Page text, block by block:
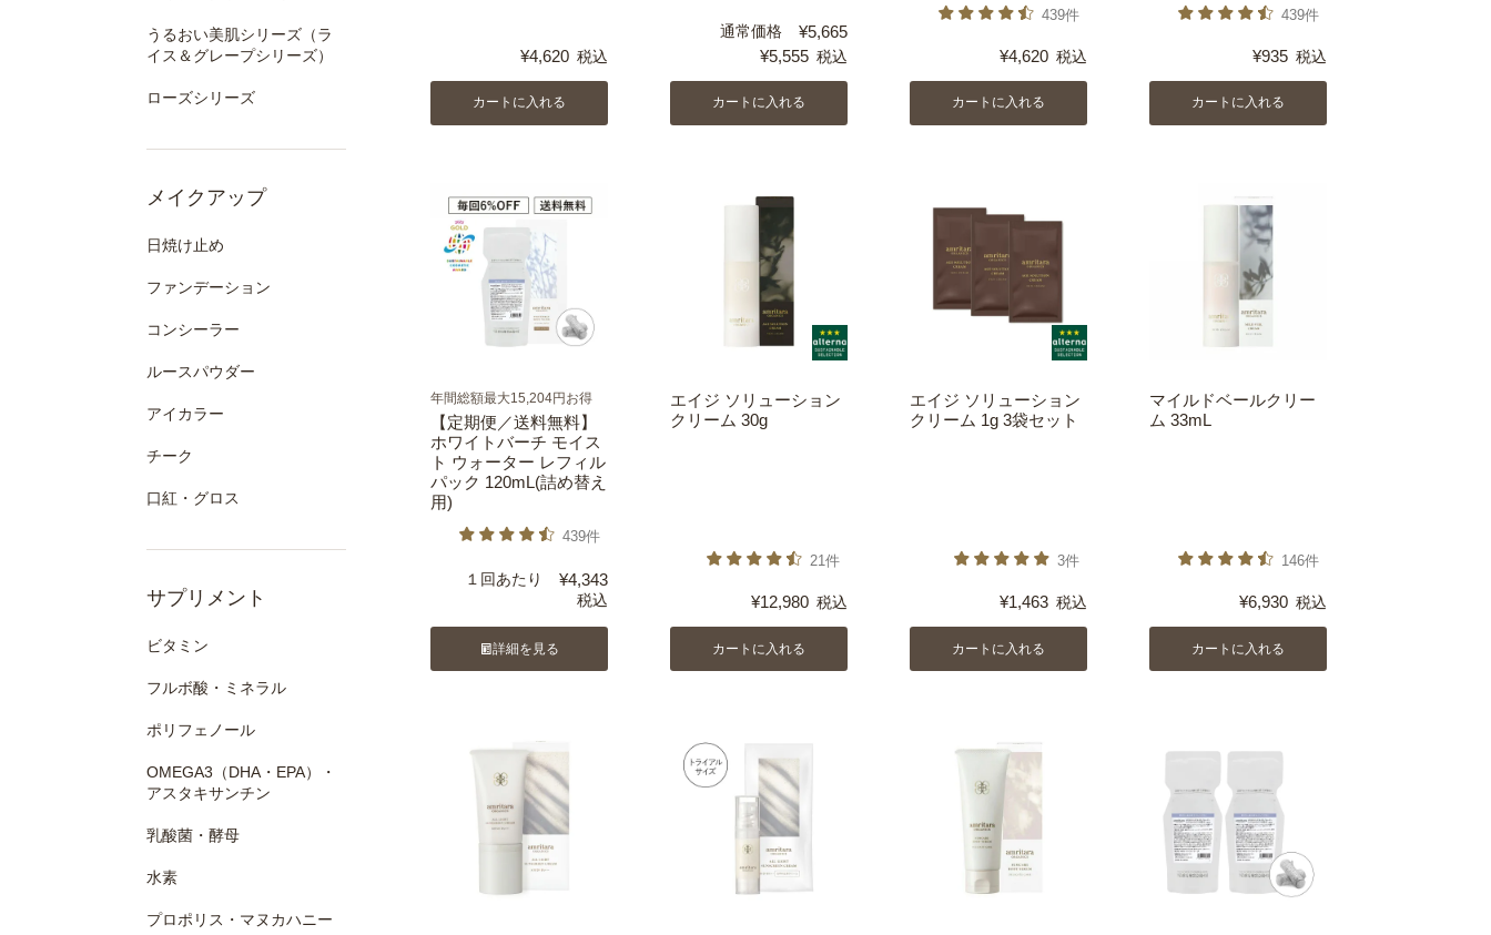
うるおい美肌シリーズ（ラ
イス＆グレープシリーズ）
ローズシリーズ
メイクアップ
日焼け止め
ファンデーション
コンシーラー
ルースパウダー
アイカラー
チーク
口紅・グロス
サプリメント
ビタミン
フルボ酸・ミネラル
ポリフェノール
OMEGA3（DHA・EPA）・
アスタキサンチン
乳酸菌・酵母
水素
プロポリス・マヌカハニー
¥4,620 税込
カートに入れる
通常価格 ¥5,665
¥5,555 税込
カートに入れる
439件
¥4,620 税込
カートに入れる
439件
¥935 税込
カートに入れる
年間総額最大15,204円お得
【定期便／送料無料】
ホワイトバーチ モイス
ト ウォーター レフィル
パック 120mL(詰め替え
用)
439件
１回あたり ¥4,343
税込
詳細を見る
エイジ ソリューション
クリーム 30g
21件
¥12,980 税込
カートに入れる
エイジ ソリューション
クリーム 1g 3袋セット
3件
¥1,463 税込
カートに入れる
マイルドベールクリー
ム 33mL
146件
¥6,930 税込
カートに入れる